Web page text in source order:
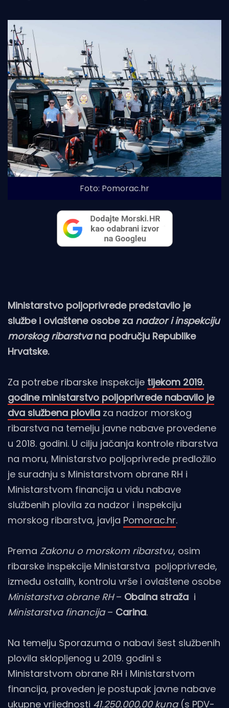
Foto: Pomorac.hr
Ministarstvo poljoprivrede predstavilo je
službe i ovlaštene osobe za nadzor i inspekciju
morskog ribarstvana području Republike
Hrvatske.
Za potrebe ribarske inspekcije tijekom 2019.
godine ministarstvo poljoprivrede nabavilo je
dva službena plovila za nadzor morskog
ribarstva na temelju javne nabave provedene
u 2018. godini. U cilju jačanja kontrole ribarstva
na moru, Ministarstvo poljoprivrede predložilo
je suradnju s Ministarstvom obrane RH i
Ministarstvom financija u vidu nabave
službenih plovila za nadzor i inspekciju
morskog ribarstva, javlja Pomorac.hr.
Prema Zakonu o morskom ribarstvu, osim
ribarske inspekcije Ministarstva poljoprivrede,
između ostalih, kontrolu vrše i ovlaštene osobe
Ministarstva obrane RH– Obalna straža i
Ministarstva financija – Carina.
Na temelju Sporazuma o nabavi šest službenih
plovila sklopljenog u 2019. godini s
Ministarstvom obrane RH i Ministarstvom
financija, proveden je postupak javne nabave
ukupne vrijednosti 41.250.000,00 kuna(s PDV-